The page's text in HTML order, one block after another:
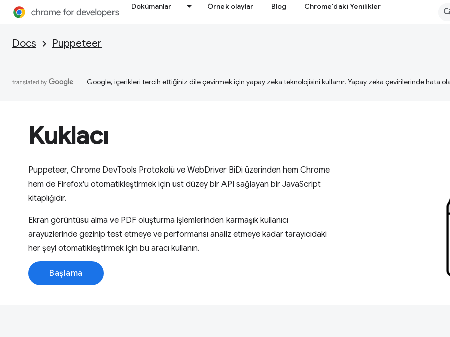
Dokümanlar Örnek olaylar Blog Chrome'daki Yenilikler
Docs Puppeteer
Google, içerikleri tercih ettiğiniz dile çevirmek için yapay zeka teknolojisini kullanır. Yapay zeka çevirilerinde hata
Kuklacı
Puppeteer, Chrome DevTools Protokolü ve WebDriver BiDi üzerinden hem Chrome
hem de Firefox'u otomatikleştirmek için üst düzey bir API sağlayan bir JavaScript
kitaplığıdır.
Ekran görüntüsü alma ve PDF oluşturma işlemlerinden karmaşık kullanıcı
arayüzlerinde gezinip test etmeye ve performansı analiz etmeye kadar tarayıcıdaki
her şeyi otomatikleştirmek için bu aracı kullanın.
Başlama